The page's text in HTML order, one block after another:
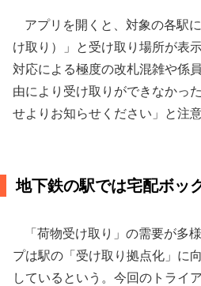
アプリを開くと、対象の各駅
け取り）」と受け取り場所が表
対応による極度の改札混雑や係
由により受け取りができなかっ
せよりお知らせください」と注
地下鉄の駅では宅配ボッ
「荷物受け取り」の需要が多
プは駅の「受け取り拠点化」に
しているという。今回のトライ